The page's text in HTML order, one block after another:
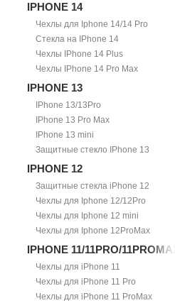
IPHONE 14
Чехлы для Iphone 14/14 Pro
Стекла на IPhone 14
Чехлы IPhone 14 Plus
Чехлы IPhone 14 Pro Max
IPHONE 13
IPhone 13/13Pro
IPhone 13 Pro Max
IPhone 13 mini
Защитные стекло IPhone 13
IPHONE 12
Защитные стекла iPhone 12
Чехлы для Iphone 12/12Pro
Чехлы для Iphone 12 mini
Чехлы для Iphone 12ProMax
IPHONE 11/11PRO/11PROMAX
Чехлы для iPhone 11
Чехлы для iPhone 11 Pro
Чехлы для iPhone 11 ProMax